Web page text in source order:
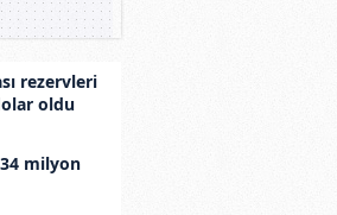
rezervleri
oldu
milyon